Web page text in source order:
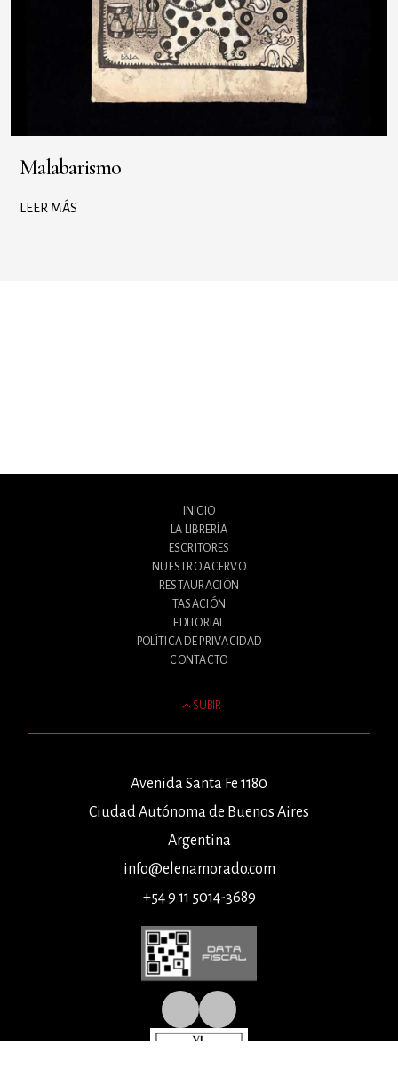
Malabarismo
LEER MÁS
INICIO
LA LIBRERÍA
ESCRITORES
NUESTRO ACERVO
RESTAURACIÓN
TASACIÓN
EDITORIAL
POLÍTICA DE PRIVACIDAD
CONTACTO
SUBIR
Avenida Santa Fe 1180
Ciudad Autónoma de Buenos Aires
Argentina
info@elenamorado.com
+54 9 11 5014-3689